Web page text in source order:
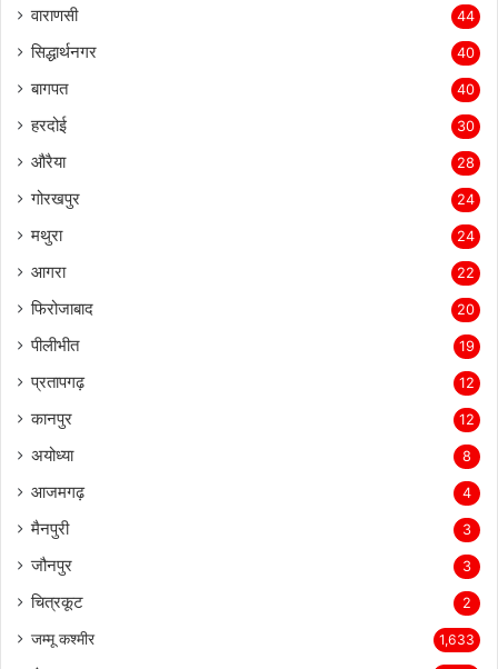
वाराणसी 44
सिद्धार्थनगर 40
बागपत 40
हरदोई 30
औरैया 28
गोरखपुर 24
मथुरा 24
आगरा 22
फिरोजाबाद 20
पीलीभीत 19
प्रतापगढ़ 12
कानपुर 12
अयोध्या 8
आजमगढ़ 4
मैनपुरी 3
जौनपुर 3
चित्रकूट 2
जम्मू कश्मीर 1,633